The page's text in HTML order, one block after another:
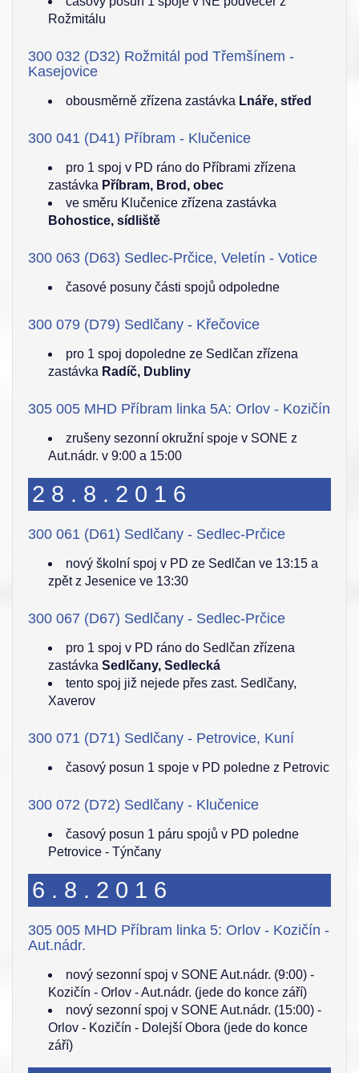
Rožmitálu
300 032 (D32) Rožmitál pod Třemšínem -
Kasejovice
obousměrně zřízena zastávka Lnáře, střed
300 041 (D41) Příbram - Klučenice
pro 1 spoj v PD ráno do Příbrami zřízena
zastávka Příbram, Brod, obec
ve směru Klučenice zřízena zastávka
Bohostice, sídliště
300 063 (D63) Sedlec-Prčice, Veletín - Votice
časové posuny části spojů odpoledne
300 079 (D79) Sedlčany - Křečovice
pro 1 spoj dopoledne ze Sedlčan zřízena
zastávka Radíč, Dubliny
305 005 MHD Příbram linka 5A: Orlov - Kozičín
zrušeny sezonní okružní spoje v SONE z
Aut.nádr. v 9:00 a 15:00
28.8.2016
300 061 (D61) Sedlčany - Sedlec-Prčice
nový školní spoj v PD ze Sedlčan ve 13:15 a
zpět z Jesenice ve 13:30
300 067 (D67) Sedlčany - Sedlec-Prčice
pro 1 spoj v PD ráno do Sedlčan zřízena
zastávka Sedlčany, Sedlecká
tento spoj již nejede přes zast. Sedlčany,
Xaverov
300 071 (D71) Sedlčany - Petrovice, Kuní
časový posun 1 spoje v PD poledne z Petrovic
300 072 (D72) Sedlčany - Klučenice
časový posun 1 páru spojů v PD poledne
Petrovice - Týnčany
6.8.2016
305 005 MHD Příbram linka 5: Orlov - Kozičín -
Aut.nádr.
nový sezonní spoj v SONE Aut.nádr. (9:00) -
Kozičín - Orlov - Aut.nádr. (jede do konce září)
nový sezonní spoj v SONE Aut.nádr. (15:00) -
Orlov - Kozičín - Dolejší Obora (jede do konce
září)